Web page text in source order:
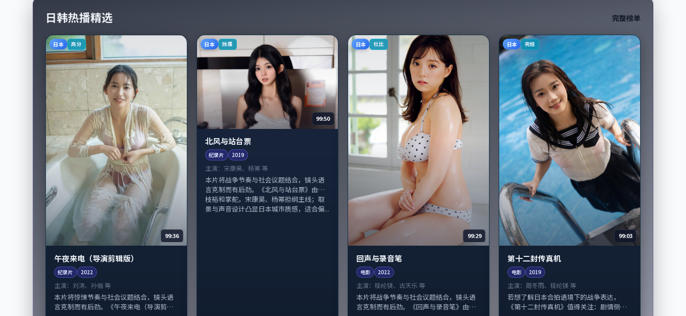
日韩热播精选 完整榜单
日本 高分
99:36
午夜来电（导演剪辑版）
纪录片 2022
主演： 刘涛、孙俪 等
本片将惊悚节奏与社会议题结合，镜头语
言克制而有后劲。《午夜来电（导演剪辑
日本 独播
99:50
北风与站台票
纪录片 2019
主演： 宋康昊、杨幂 等
本片将战争节奏与社会议题结合，镜头语
言克制而有后劲。《北风与站台票》由是
枝裕和掌舵，宋康昊、杨幂担纲主线；取
景与声音设计凸显日本城市质感，适合偏...
日本 杜比
99:29
回声与录音笔
电影 2022
主演：桂纶镁、古天乐 等
本片将战争节奏与社会议题结合，镜头语
言克制而有后劲。《回声与录音笔》由丹
日本 完结
99:03
第十二封传真机
电影 2019
主演： 周冬雨、桂纶镁 等
若想了解日本合拍语境下的战争表达，
《第十二封传真机》值得关注：剧情侧重